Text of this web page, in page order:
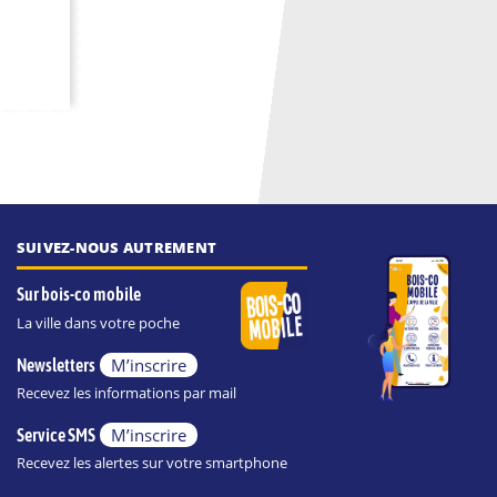
SUIVEZ-NOUS AUTREMENT
Sur bois-co mobile
La ville dans votre poche
Newsletters M’inscrire
Recevez les informations par mail
Service SMS M’inscrire
Recevez les alertes sur votre smartphone